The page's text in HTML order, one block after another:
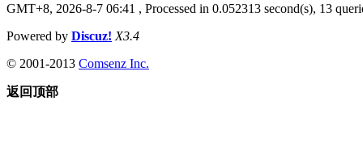
GMT+8, 2026-8-7 06:41 , Processed in 0.052313 second(s), 13
Powered by Discuz! X3.4
© 2001-2013 Comsenz Inc.
返回顶部